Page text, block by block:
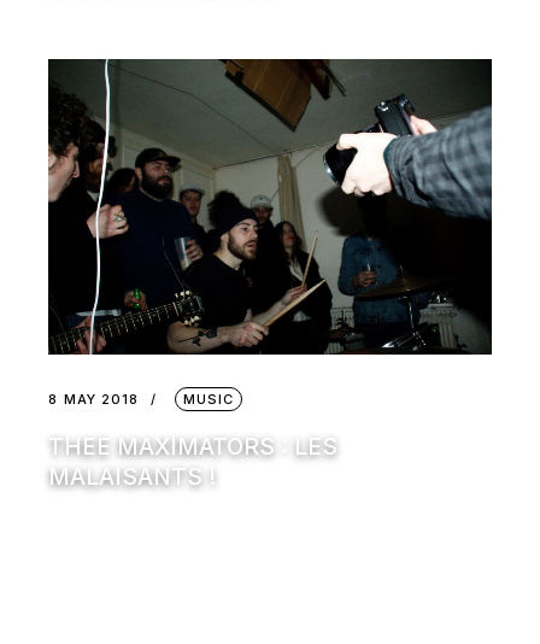
8 MAY 2018 MUSIC
THEE MAXIMATORS : LES
MALAISANTS !